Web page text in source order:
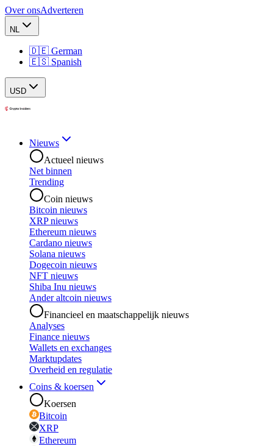
Over onsAdverteren
NL
🇩🇪 German
🇪🇸 Spanish
USD
Nieuws
Actueel nieuws
Net binnen
Trending
Coin nieuws
Bitcoin nieuws
XRP nieuws
Ethereum nieuws
Cardano nieuws
Solana nieuws
Dogecoin nieuws
NFT nieuws
Shiba Inu nieuws
Ander altcoin nieuws
Financieel en maatschappelijk nieuws
Analyses
Finance nieuws
Wallets en exchanges
Marktupdates
Overheid en regulatie
Coins & koersen
Koersen
Bitcoin
XRP
Ethereum